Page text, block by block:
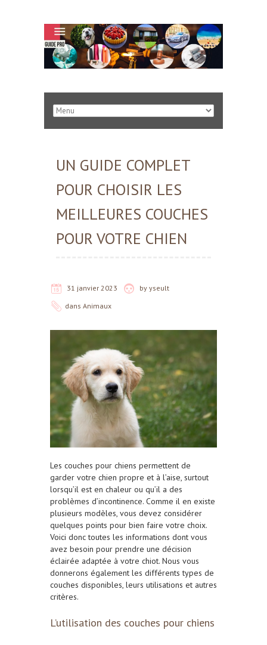
UN GUIDE COMPLET
POUR CHOISIR LES
MEILLEURES COUCHES
POUR VOTRE CHIEN
31 janvier 2023 by yseult
dans Animaux
Les couches pour chiens permettent de
garder votre chien propre et à l’aise, surtout
lorsqu’il est en chaleur ou qu’il a des
problèmes d’incontinence. Comme il en existe
plusieurs modèles, vous devez considérer
quelques points pour bien faire votre choix.
Voici donc toutes les informations dont vous
avez besoin pour prendre une décision
éclairée adaptée à votre chiot. Nous vous
donnerons également les différents types de
couches disponibles, leurs utilisations et autres
critères.
L’utilisation des couches pour chiens